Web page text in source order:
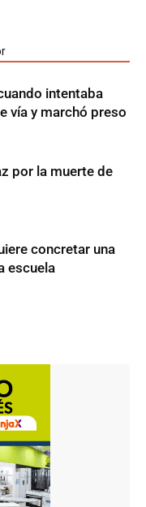
intentaba
vía y marchó preso
por la muerte de
concretar una
escuela